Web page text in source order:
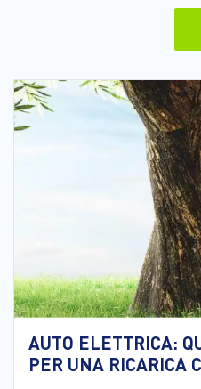
AUTO ELETTRICA:
PER UNA RICARICA